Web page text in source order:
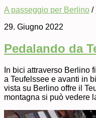
A passeggio per Berlino /
29. Giugno 2022
Pedalando da
In bici attraverso Berlino
a Teufelssee e avanti in
vista su Berlino offre il
montagna si può vedere